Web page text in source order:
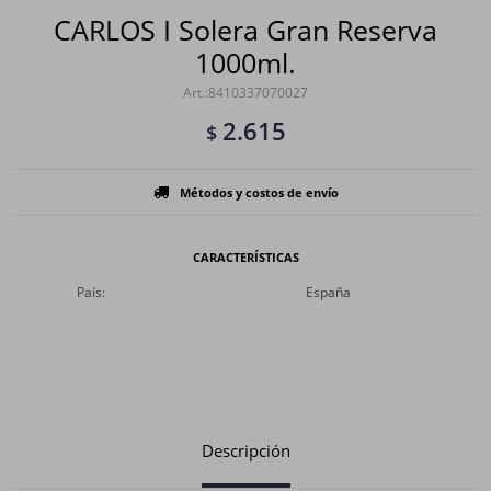
CARLOS I Solera Gran Reserva
1000ml.
8410337070027
$ 2.615
Métodos y costos de envío
CARACTERÍSTICAS
País España
Descripción